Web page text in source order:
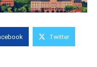
Twitter